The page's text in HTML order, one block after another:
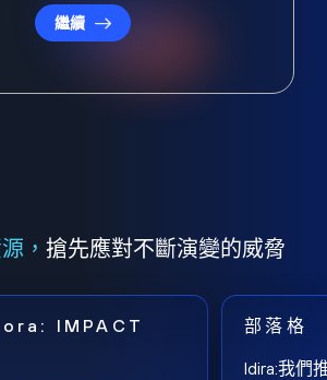
繼續
， 搶先應對不斷演變的威脅
IMPACT
部落格
Idira:我們